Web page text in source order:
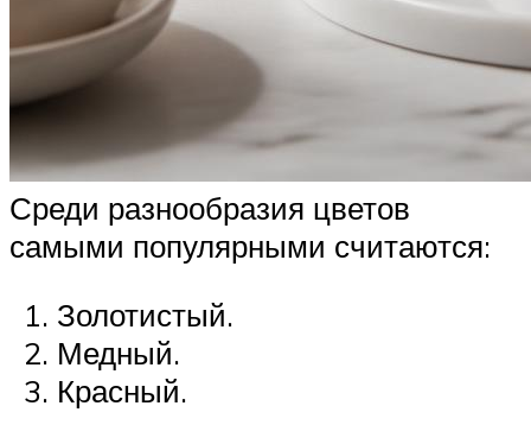
Среди разнообразия цветов
самыми популярными считаются:
Золотистый.
Медный.
Красный.